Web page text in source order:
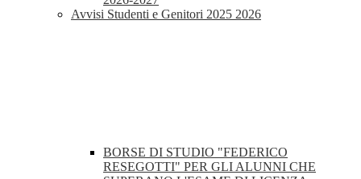
Avvisi Studenti e Genitori 2025 2026
BORSE DI STUDIO "FEDERICO
RESEGOTTI" PER GLI ALUNNI CHE